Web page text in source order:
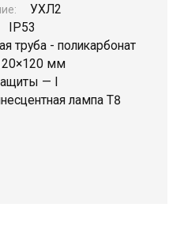
УХЛ2
IP53
труба - поликарбонат
мм
— I
лампа T8